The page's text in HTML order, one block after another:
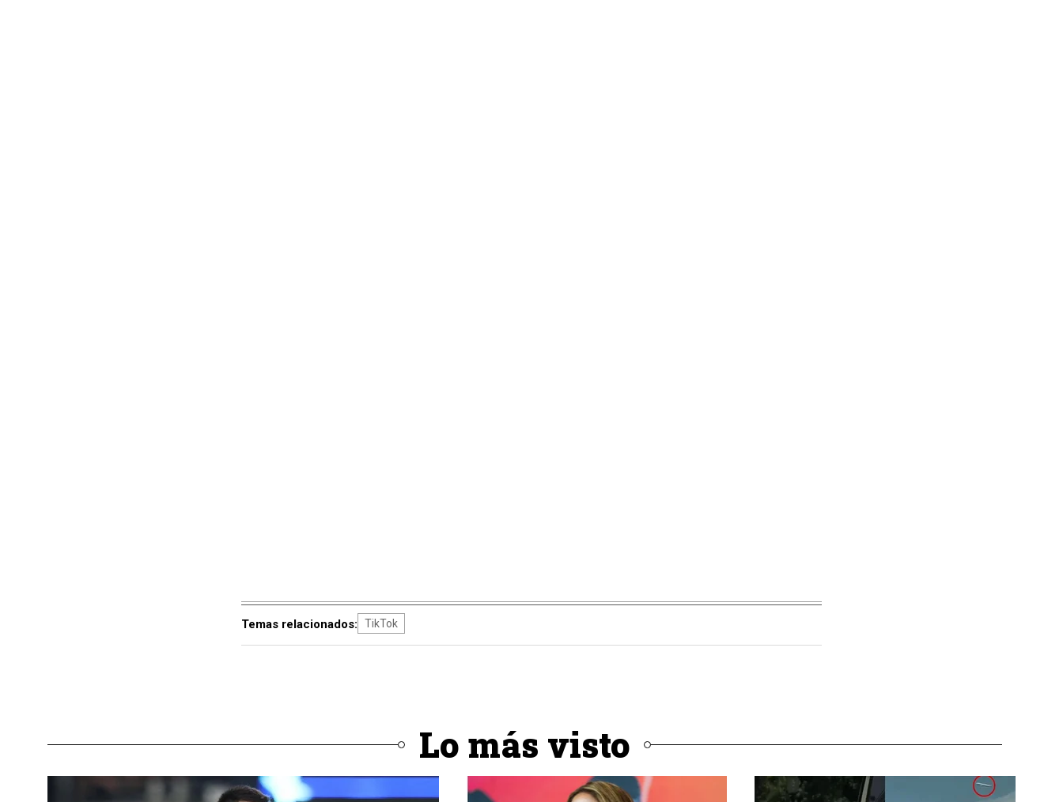
Temas relacionados: TikTok
Lo más visto